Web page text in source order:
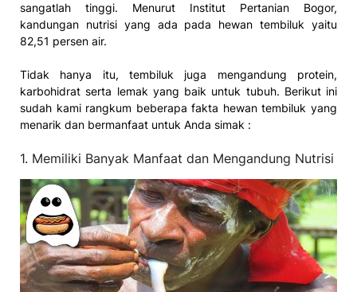
sangatlah tinggi. Menurut Institut Pertanian Bogor,
kandungan nutrisi yang ada pada hewan tembiluk yaitu
82,51 persen air.
Tidak hanya itu, tembiluk juga mengandung protein,
karbohidrat serta lemak yang baik untuk tubuh. Berikut ini
sudah kami rangkum beberapa fakta hewan tembiluk yang
menarik dan bermanfaat untuk Anda simak :
1. Memiliki Banyak Manfaat dan Mengandung Nutrisi